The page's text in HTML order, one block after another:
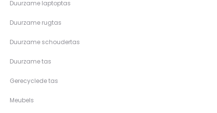
Duurzame laptoptas
Duurzame rugtas
Duurzame schoudertas
Duurzame tas
Gerecyclede tas
Meubels